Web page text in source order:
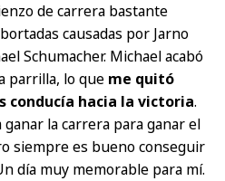
de carrera bastante
causadas por Jarno
Schumacher. Michael acabó
parrilla, lo que me quitó
conducía hacia la victoria.
la carrera para ganar el
siempre es bueno conseguir
día muy memorable para mí.